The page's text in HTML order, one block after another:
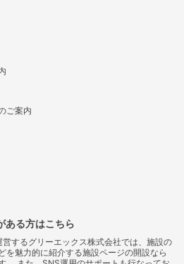
ご案内
ある方はこちら
するグリーエックス株式会社では、施設の
を魅力的に紹介する施設ページの開設なら